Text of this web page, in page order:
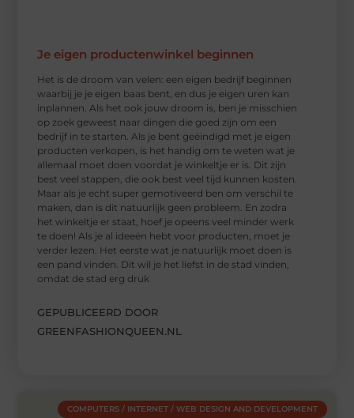
Je eigen productenwinkel beginnen
Het is de droom van velen: een eigen bedrijf beginnen
waarbij je je eigen baas bent, en dus je eigen uren kan
inplannen. Als het ook jouw droom is, ben je misschien
op zoek geweest naar dingen die goed zijn om een
bedrijf in te starten. Als je bent geëindigd met je eigen
producten verkopen, is het handig om te weten wat je
allemaal moet doen voordat je winkeltje er is. Dit zijn
best veel stappen, die ook best veel tijd kunnen kosten.
Maar als je echt super gemotiveerd ben om verschil te
maken, dan is dit natuurlijk geen probleem. En zodra
het winkeltje er staat, hoef je opeens veel minder werk
te doen! Als je al ideeën hebt voor producten, moet je
verder lezen. Het eerste wat je natuurlijk moet doen is
een pand vinden. Dit wil je het liefst in de stad vinden,
omdat de stad erg druk
GEPUBLICEERD DOOR
GREENFASHIONQUEEN.NL
COMPUTERS / INTERNET / WEB DESIGN AND DEVELOPMENT